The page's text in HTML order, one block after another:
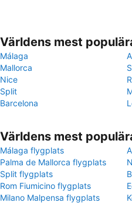
Världens mest
Málaga
Mallorca
Nice
Split
Barcelona
Världens mest
Málaga flygplats
Palma de Mallorca flygplats
Split flygplats
Rom Fiumicino flygplats
Milano Malpensa flygplats